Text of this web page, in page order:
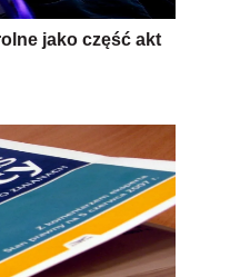
jako część akt